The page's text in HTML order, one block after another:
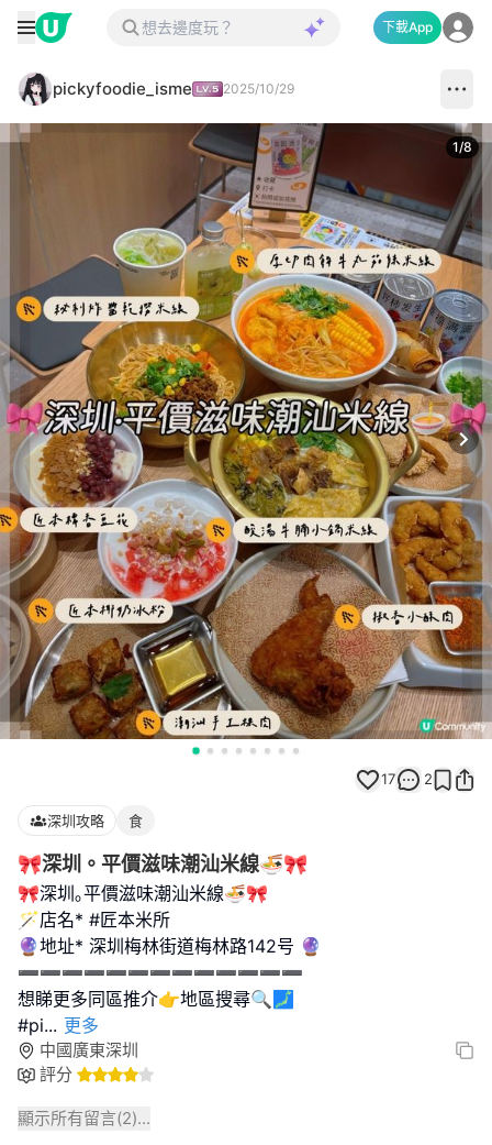
下載App
pickyfoodie_isme 2025/10/29
1/8
17 2
深圳攻略 食
🎀深圳。平價滋味潮汕米線🍜🎀
🎀深圳｡平價滋味潮汕米線🍜🎀
🪄店名* #匠本米所
🔮地址* 深圳梅林街道梅林路142号 🔮
➖➖➖➖➖➖➖➖➖➖➖➖➖
想睇更多同區推介👉地區搜尋🔍🗾
#pi... 更多
中國廣東深圳
評分
顯示所有留言(2)...